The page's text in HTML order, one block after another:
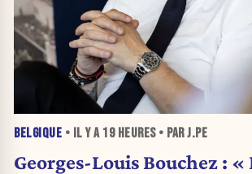
BELGIQUE • IL Y A 19 HEURES• PAR J.PE
Georges-Louis Bouchez : «